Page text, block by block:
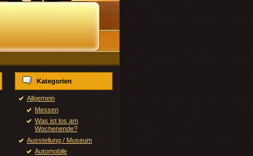
Kategorien
Allgemein
Messen
Was ist los am
Wochenende?
Ausstellung / Museum
Automobile